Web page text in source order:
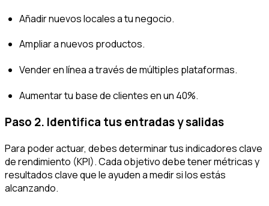
Añadir nuevos locales a tu negocio.
Ampliar a nuevos productos.
Vender en línea a través de múltiples plataformas.
Aumentar tu base de clientes en un 40%.
Paso 2. Identifica tus entradas y salidas
Para poder actuar, debes determinar tus indicadores clave
de rendimiento (KPI). Cada objetivo debe tener métricas y
resultados clave que le ayuden a medir si los estás
alcanzando.